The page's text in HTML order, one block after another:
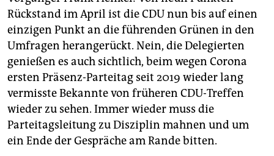
Rückstand im April ist die CDU nun bis auf einen
einzigen Punkt an die führenden Grünen in den
Umfragen herangerückt. Nein, die Delegierten
genießen es auch sichtlich, beim wegen Corona
ersten Präsenz-Parteitag seit 2019 wieder lang
vermisste Bekannte von früheren CDU-Treffen
wieder zu sehen. Immer wieder muss die
Parteitagsleitung zu Disziplin mahnen und um
ein Ende der Gespräche am Rande bitten.